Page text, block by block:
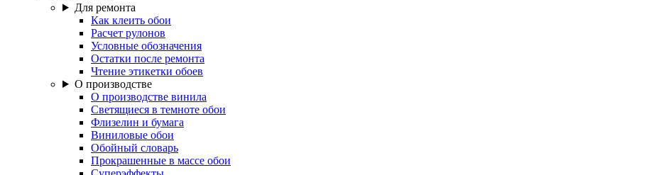
Для ремонта
Как клеить обои
Расчет рулонов
Условные обозначения
Остатки после ремонта
Чтение этикетки обоев
О производстве
О производстве винила
Светящиеся в темноте обои
Флизелин и бумага
Виниловые обои
Обойный словарь
Прокрашенные в массе обои